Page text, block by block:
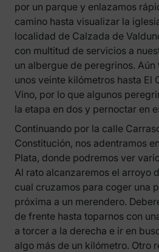
por un parque y enlazamos
camino hasta visualizar la
localidad de Calzada de
con multitud de servicios a
un albergue de peregrinos.
unos veinte kilómetros hasta El
Vino, por lo que algunos
la etapa en dos y pernoctar en
Continuando por la calle
Constitución, nos adentramos
Plata, donde podremos ver
Al rato alcanzaremos el arroyo
cual cruzamos para coger una
próxima a un merendero.
de frente hasta toparnos con
a torcer a la derecha e ir en
algo más de un kilómetro. Otro